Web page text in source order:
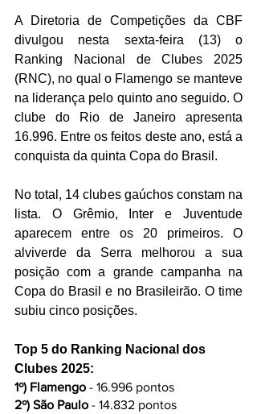
A Diretoria de Competições da CBF
divulgou nesta sexta-feira (13) o
Ranking Nacional de Clubes 2025
(RNC), no qual o Flamengo se manteve
na liderança pelo quinto ano seguido. O
clube do Rio de Janeiro apresenta
16.996. Entre os feitos deste ano, está a
conquista da quinta Copa do Brasil.
No total, 14 clubes gaúchos constam na
lista. O Grêmio, Inter e Juventude
aparecem entre os 20 primeiros. O
alviverde da Serra melhorou a sua
posição com a grande campanha na
Copa do Brasil e no Brasileirão. O time
subiu cinco posições.
Top 5 do Ranking Nacional dos
Clubes 2025:
1º) Flamengo - 16.996 pontos
2º) São Paulo - 14.832 pontos